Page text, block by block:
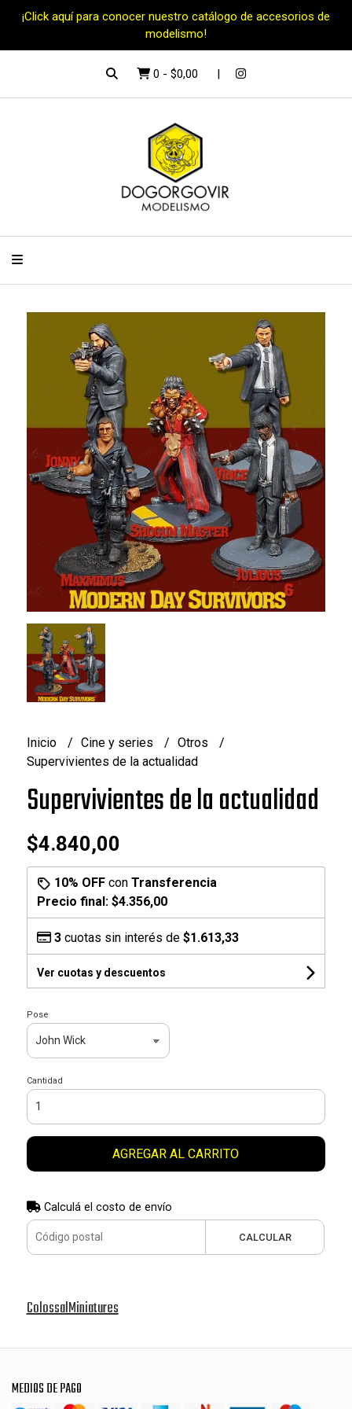
¡Click aquí para conocer nuestro catálogo de accesorios de
modelismo!
0 - $0,00
Inicio Cine y series
Otros
Supervivientes de la actualidad
Supervivientes de la actualidad
$4.840,00
10% OFFcon Transferencia
Precio final: $4.356,00
3cuotas sin interés de $1.613,33
Ver cuotas y descuentos
Pose
Cantidad
AGREGAR AL CARRITO
Calculá el costo de envío
CALCULAR
ColossalMiniatures
MEDIOS DE PAGO